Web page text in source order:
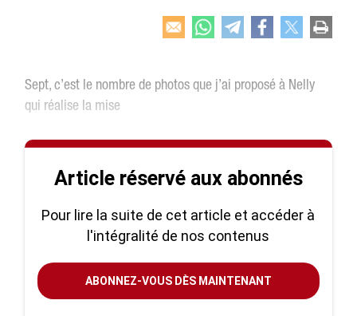
Sept, c’est le nombre de photos que j’ai proposé à Nelly
qui réalise la mise
Article réservé aux abonnés
Pour lire la suite de cet article et accéder à
l'intégralité de nos contenus
ABONNEZ-VOUS DÈS MAINTENANT